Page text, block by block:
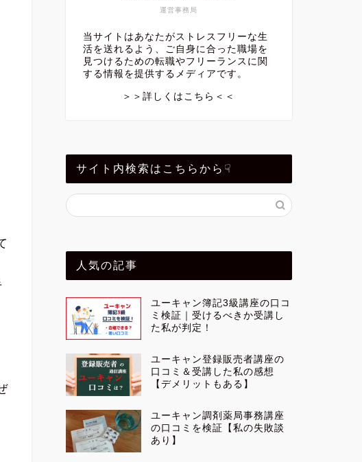
運営事務局
当サイトはあなたがストレスフリーな生
活を送れるよう、ご自身に合った職場を
見つけるための転職やフリーランスに関
する情報を提供するメディアです。
＞＞詳しくはこちら＜＜
サイト内検索はこちらから☟
人気の記事
ユーキャン簿記3級講座の口コ
ミ検証｜受けるべきか受講し
た私が判定！
ユーキャン登録販売者講座の
口コミ＆受講した私の感想
【デメリットもある】
ユーキャン調剤薬局事務講座
の口コミを検証【私の失敗談
あり】